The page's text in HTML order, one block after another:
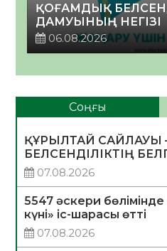
ҚОҒАМДЫҚ
ДАМУЫНЫҢ НЕГІЗІ
06.08.2026
Соңғы
ҚҰРЫЛТАЙ САЙЛАУЫ
БЕЛСЕНДІЛІКТІҢ
07.08.2026
5547 әскери
күні» іс-шарасы өтті
07.08.2026